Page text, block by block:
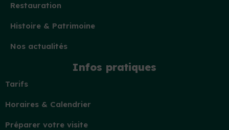
Restauration
Histoire & Patrimoine
Nos actualités
Infos pratiques
Tarifs
Horaires & Calendrier
Préparer votre visite